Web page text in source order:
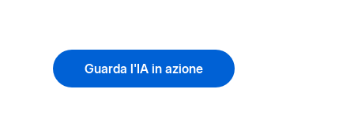
Guarda l'IA in azione